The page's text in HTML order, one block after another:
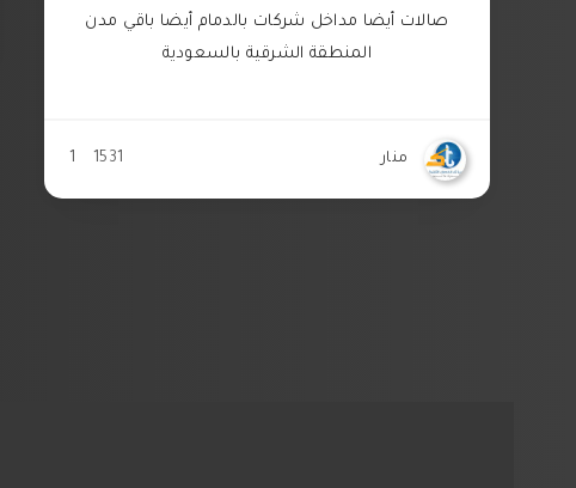
صالات أيضا مداخل شركات بالدمام أيضا باقي مدن
المنطقة الشرقية بالسعودية
منار 1 1531